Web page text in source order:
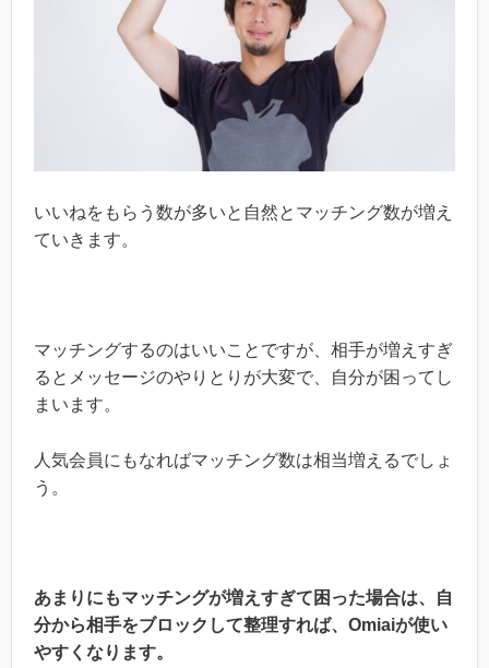
いいねをもらう数が多いと自然とマッチング数が増え
ていきます。
マッチングするのはいいことですが、相手が増えすぎ
るとメッセージのやりとりが大変で、自分が困ってし
まいます。
人気会員にもなればマッチング数は相当増えるでしょ
う。
あまりにもマッチングが増えすぎて困った場合は、
自
分から相手をブロックして整理すれば、Omiaiが使い
やすくなります。